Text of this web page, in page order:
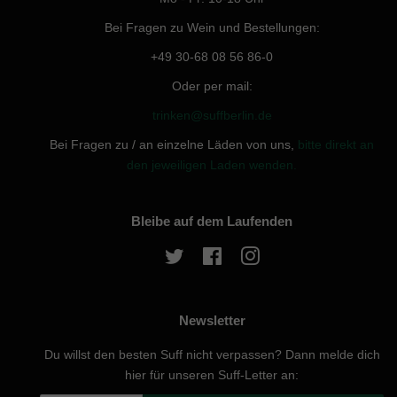
Bei Fragen zu Wein und Bestellungen:
+49 30-68 08 56 86-0
Oder per mail:
trinken@suffberlin.de
Bei Fragen zu / an einzelne Läden von uns, bitte direkt an
den jeweiligen Laden wenden.
Bleibe auf dem Laufenden
Twitter Facebook
Newsletter
Du willst den besten Suff nicht verpassen? Dann melde dich
hier für unseren Suff-Letter an: